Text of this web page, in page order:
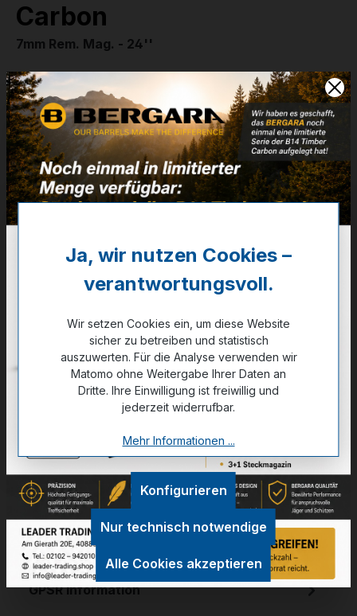
Carbon
7mm Rem. Mag. - 24''
Artikelnummer:
Weitere Informationen
✔5/8-24 UNEF - MDT Carbon Chassis
✔3 Schuss AICS (Compat.)
3.669,00 €
❌ Nicht auf Lager
auswählen
.308 Win.
7 Rem. Mag.
6,5 PRC
7 PRC .300 Win. Mag.
Zum Merkzettel hinzufügen
Technische Daten
GPSR Information
Ja, wir nutzen Cookies –
verantwortungsvoll.
Wir setzen Cookies ein, um diese Website
sicher zu betreiben und statistisch
auszuwerten. Für die Analyse verwenden wir
Matomo ohne Weitergabe Ihrer Daten an
Dritte. Ihre Einwilligung ist freiwillig und
jederzeit widerrufbar.
Mehr Informationen ...
Nur technisch notwendige
Konfigurieren
Alle Cookies akzeptieren